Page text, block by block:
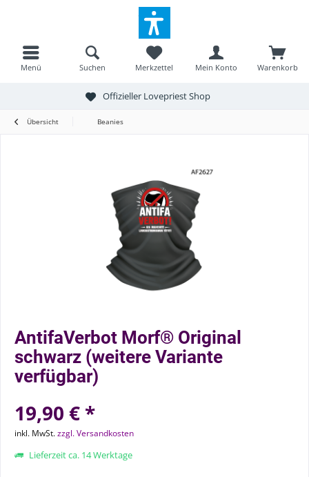
Menü Warenkorb
Merkzettel Mein Konto
Suchen
Offizieller Lovepriest Shop
Übersicht Beanies
AntifaVerbot Morf® Original
schwarz (weitere Variante
verfügbar)
19,90 € *
inkl. MwSt.zzgl. Versandkosten
Lieferzeit ca. 14 Werktage